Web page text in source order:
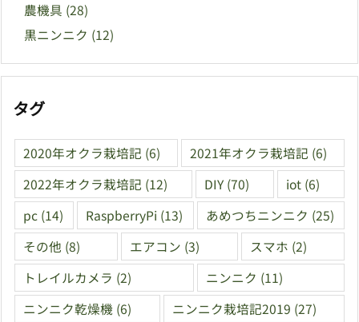
農機具 (28)
黒ニンニク (12)
タグ
2020年オクラ栽培記 (6) 2021年オクラ栽培記 (6)
2022年オクラ栽培記 (12) DIY (70) iot (6)
pc (14) RaspberryPi (13) あめつちニンニク (25)
その他 (8) エアコン (3) スマホ (2)
トレイルカメラ (2) ニンニク (11)
ニンニク乾燥機 (6) ニンニク栽培記2019 (27)